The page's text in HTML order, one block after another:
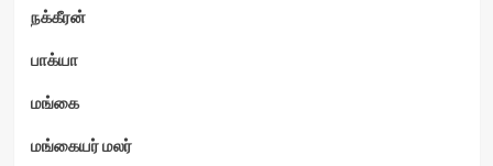
நக்கீரன்
பாக்யா
மங்கை
மங்கையர் மலர்